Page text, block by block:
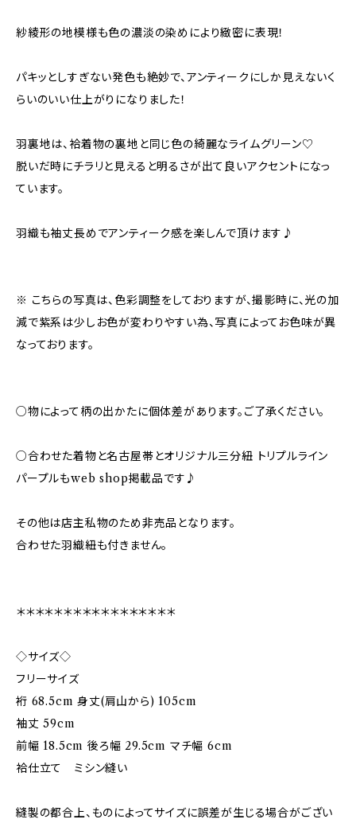
紗綾形の地模様も色の濃淡の染めにより緻密に表現！
パキッとしすぎない発色も絶妙で、アンティークにしか見えないく
らいのいい仕上がりになりました！
羽裏地は、袷着物の裏地と同じ色の綺麗なライムグリーン♡
脱いだ時にチラリと見えると明るさが出て良いアクセントになっ
ています。
羽織も袖丈長めでアンティーク感を楽しんで頂けます♪
※ こちらの写真は、色彩調整をしておりますが、撮影時に、光の加
減で紫系は少しお色が変わりやすい為、写真によってお色味が異
なっております。
○物によって柄の出かたに個体差があります。ご了承ください。
○合わせた着物と名古屋帯とオリジナル三分紐 トリプルライン
パープルもweb shop掲載品です♪
その他は店主私物のため非売品となります。
合わせた羽織紐も付きません。
＊＊＊＊＊＊＊＊＊＊＊＊＊＊＊＊＊
◇サイズ◇
フリーサイズ
裄 68.5cm 身丈(肩山から) 105cm
袖丈 59cm
前幅 18.5cm 後ろ幅 29.5cm マチ幅 6cm
袷仕立て ミシン縫い
縫製の都合上、ものによってサイズに誤差が生じる場合がござい